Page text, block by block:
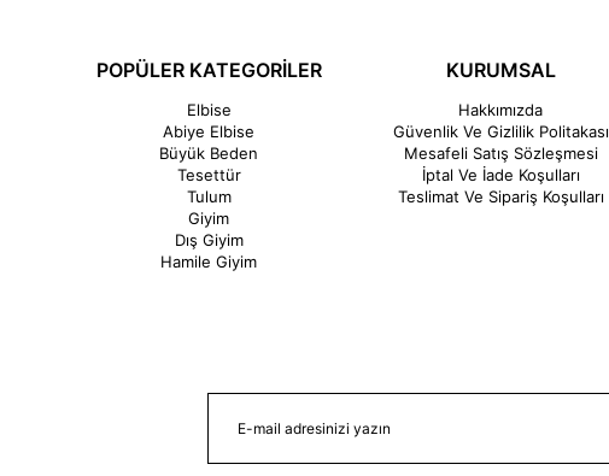
POPÜLER KATEGORİLER
Elbise
Abiye Elbise
Büyük Beden
Tesettür
Tulum
Giyim
Dış Giyim
Hamile Giyim
KURUMSAL
Hakkımızda
Güvenlik Ve Gizlilik Politakası
Mesafeli Satış Sözleşmesi
İptal Ve İade Koşulları
Teslimat Ve Sipariş Koşulları